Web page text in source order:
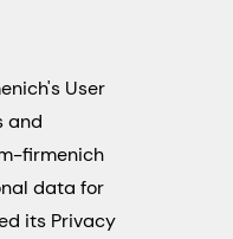
User
and
firmenich
data for
its Privacy